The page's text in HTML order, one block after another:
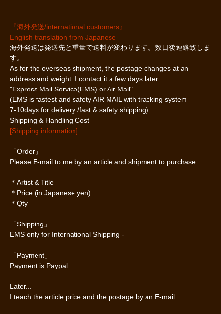
『海外発送/international customers』
English translation from Japanese
海外発送は発送先と重量で送料が変わります。数日後連絡致しま
す。
As for the overseas shipment, the postage changes at an
address and weight. I contact it a few days later
"Express Mail Service(EMS) or Air Mail"
(EMS is fastest and safety AIR MAIL with tracking system
7-10days for delivery /fast & safety shipping)
Shipping & Handling Cost
[Shipping information]
「Order」
Please E-mail to me by an article and shipment to purchase
＊Artist & Title
＊Price (in Japanese yen)
＊Qty
「Shipping」
EMS only for International Shipping -
「Payment」
Payment is Paypal
Later...
I teach the article price and the postage by an E-mail